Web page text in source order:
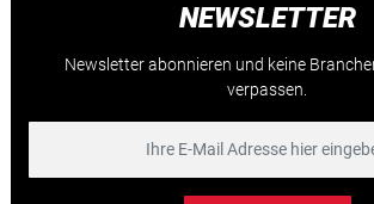
NEWSLETTER
Newsletter abonnieren und keine
verpassen.